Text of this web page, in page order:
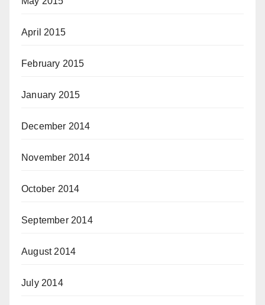
April 2015
February 2015
January 2015
December 2014
November 2014
October 2014
September 2014
August 2014
July 2014